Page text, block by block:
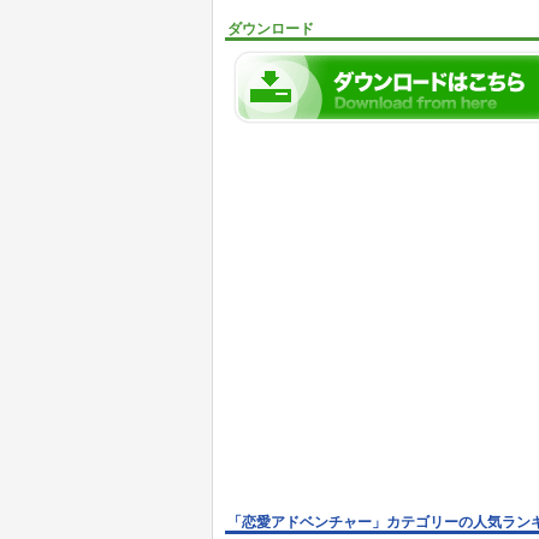
ダウンロード
「恋愛アドベンチャー」カテゴリーの人気ラン